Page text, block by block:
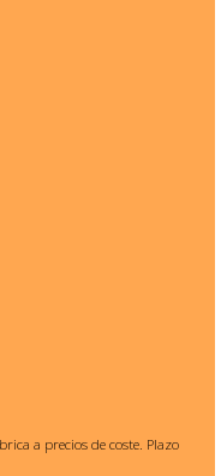
a precios de coste. Plazo